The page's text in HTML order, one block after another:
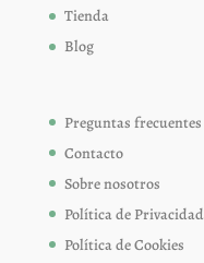
Tienda
Blog
Preguntas frecuentes
Contacto
Sobre nosotros
Política de Privacidad
Política de Cookies